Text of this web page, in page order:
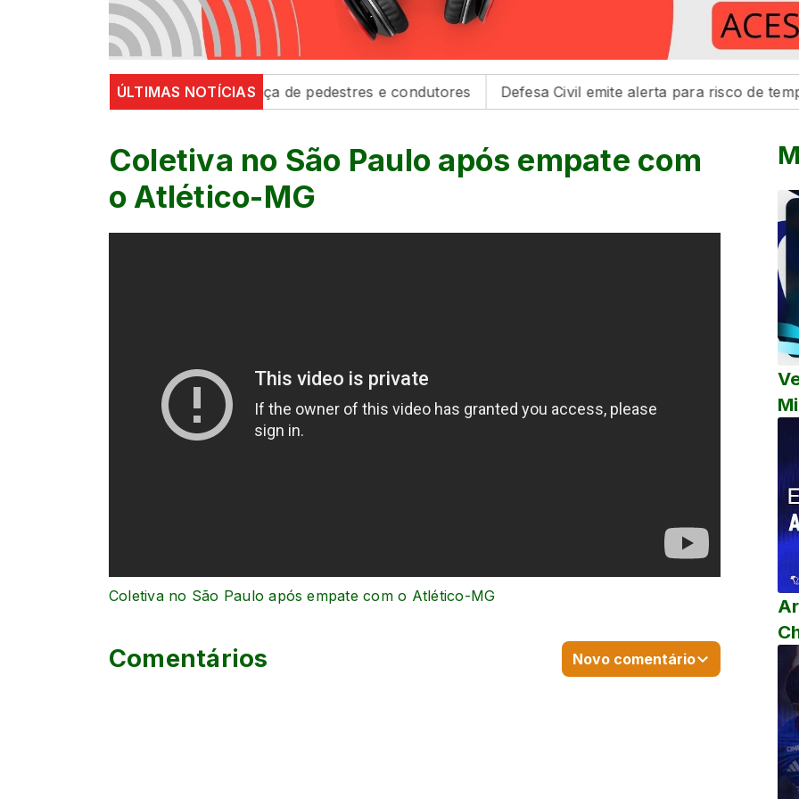
ÚLTIMAS NOTÍCIAS
fortalecem segurança de pedestres e condutores Defesa Civil emite alerta para risco de tempestades
Coletiva no São Paulo após empate com
o Atlético-MG
Coletiva no São Paulo após empate com o Atlético-MG
Comentários Novo comentário